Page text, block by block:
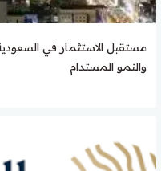
والنمو المستدام